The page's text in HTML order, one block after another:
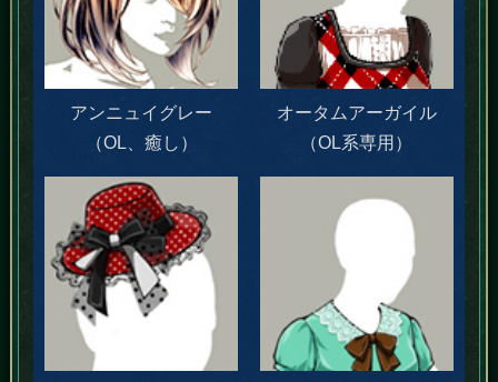
アンニュイグレー
（OL、癒し）
オータムアーガイル
（OL系専用）